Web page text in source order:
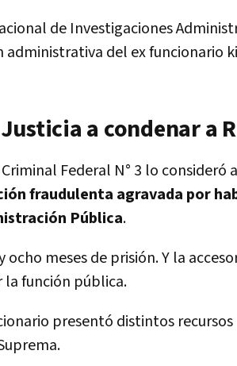
de Investigaciones
administrativa del ex funcionario
a condenar a
Federal N° 3 lo
fraudulenta agravada por
Pública.
ocho meses de prisión. Y la
la función pública.
presentó distintos